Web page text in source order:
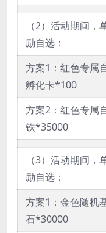
（2）活动期间
励自选：
方案1：红色专属
孵化卡*100
方案2：红色专属
铁*35000
（3）活动期间
励自选：
方案1：金色随机
石*30000